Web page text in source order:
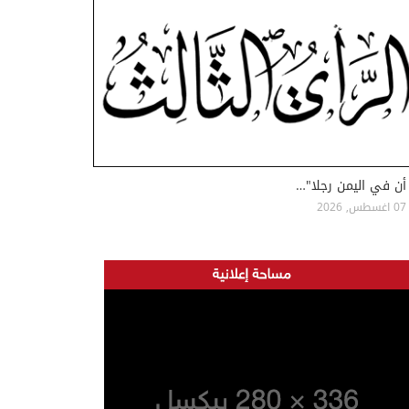
في اليمن رجلا"…
07 اغسطس, 2026